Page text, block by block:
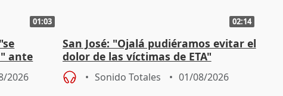
01:03
ante
2026
02:14
San José: "Ojalá pudiéramos evitar el
dolor de las víctimas de ETA"
Sonido Totales 01/08/2026